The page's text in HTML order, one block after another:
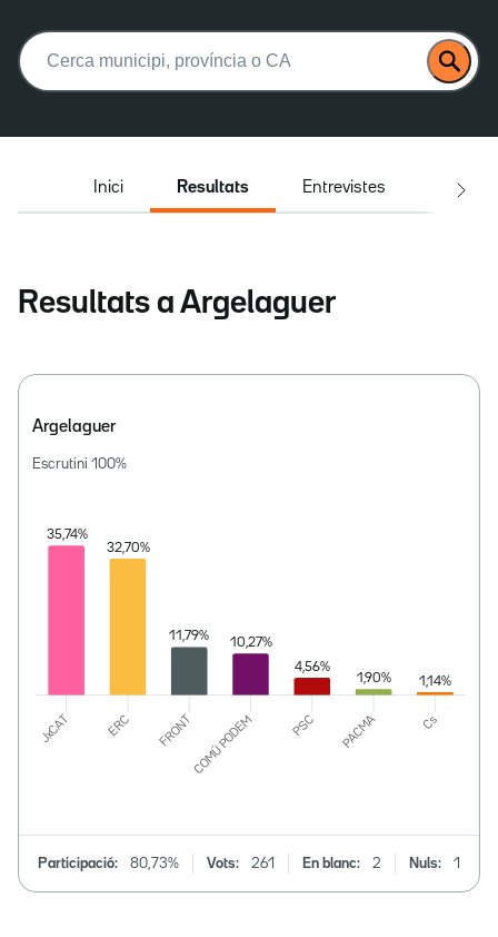
Buscar:
Inici Resultats Entrevistes El
Resultats a Argelaguer
Argelaguer
Escrutini 100%
Participació: 80,73% Vots: 261 En blanc: 2 Nuls: 1